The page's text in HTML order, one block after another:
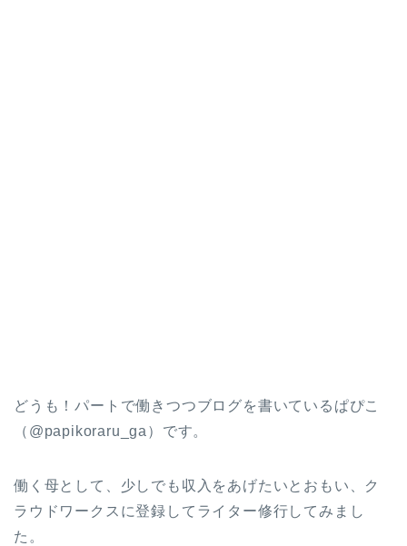
どうも！パートで働きつつブログを書いているぱぴこ
（@papikoraru_ga）です。
働く母として、少しでも収入をあげたいとおもい、ク
ラウドワークスに登録してライター修行してみまし
た。